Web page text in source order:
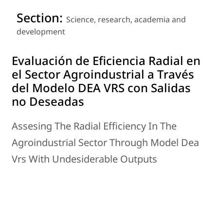
Section: Science, research, academia and
development
Evaluación de Eficiencia Radial en
el Sector Agroindustrial a Través
del Modelo DEA VRS con Salidas
no Deseadas
Assesing The Radial Efficiency In The
Agroindustrial Sector Through Model Dea
Vrs With Undesiderable Outputs